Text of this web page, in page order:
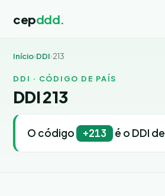
cepddd.
Início›DDI›213
DDI · CÓDIGO DE PAÍS
DDI 213
O código +213 é o DDI de